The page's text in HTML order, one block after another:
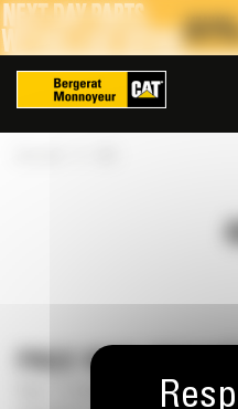
PAGE NON
Oops ! Il semble que vous ayez pris
Panneau de gestion des cookies